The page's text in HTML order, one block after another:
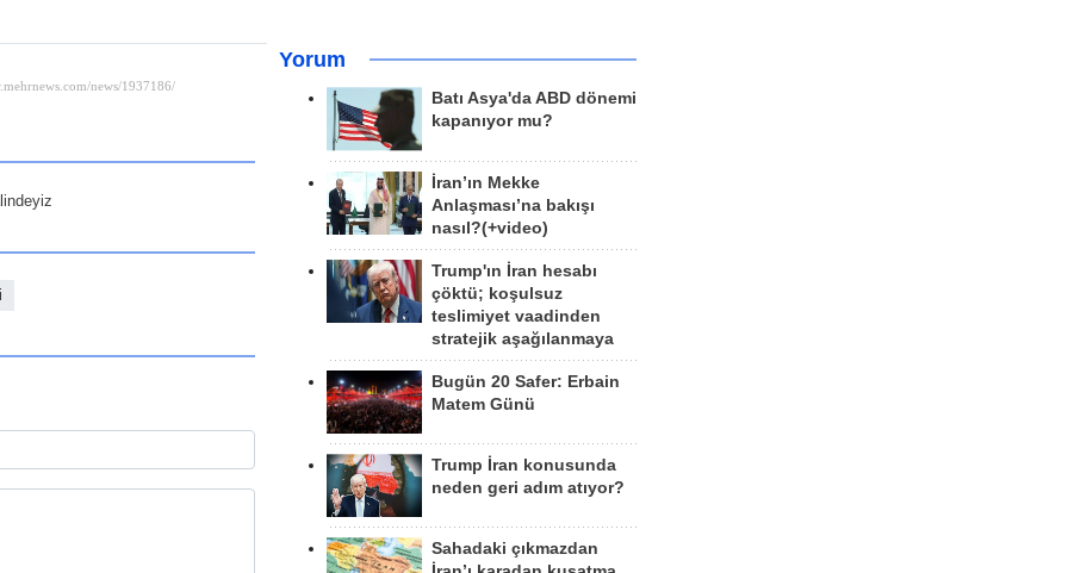
Yorum
Batı Asya'da ABD dönemi
kapanıyor mu?
İran’ın Mekke
Anlaşması’na bakışı
nasıl?(+video)
Trump'ın İran hesabı
çöktü; koşulsuz
teslimiyet vaadinden
stratejik aşağılanmaya
Bugün 20 Safer: Erbain
Matem Günü
Trump İran konusunda
neden geri adım atıyor?
Sahadaki çıkmazdan